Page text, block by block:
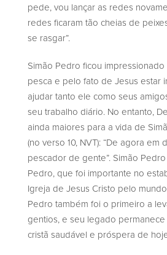
pede, vou lançar as redes
redes ficaram tão cheias de
se rasgar”.
Simão Pedro ficou
pesca e pelo fato de Jesus estar
ajudar tanto ele como seus
seu trabalho diário. No entanto,
ainda maiores para a vida de
(no verso 10, NVT): “De agora em
pescador de gente”. Simão
Pedro, que foi importante no
Igreja de Jesus Cristo pelo mundo
Pedro também foi o primeiro a
gentios, e seu legado
cristã saudável e próspera de